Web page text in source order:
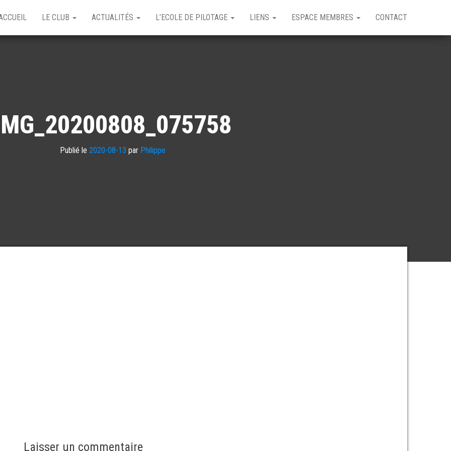
LE CLUB ACTUALITÉS L’ECOLE DE PILOTAGE LIENS ESPACE MEMBRES CONTACT
Publié le 2020-08-13 par Philippe
Laisser un commentaire